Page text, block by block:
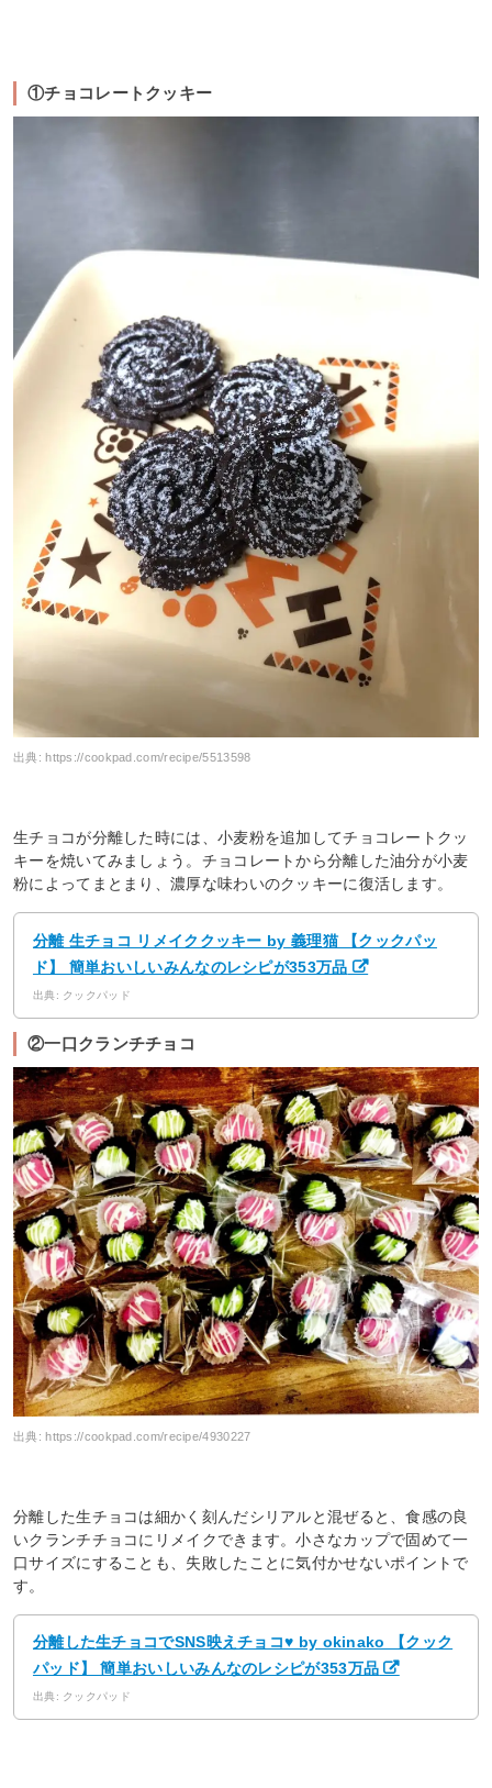
①チョコレートクッキー
出典: https://cookpad.com/recipe/5513598
生チョコが分離した時には、小麦粉を追加してチョコレートクッ
キーを焼いてみましょう。チョコレートから分離した油分が小麦
粉によってまとまり、濃厚な味わいのクッキーに復活します。
分離 生チョコ リメイククッキー by 義理猫 【クックパッ
ド】 簡単おいしいみんなのレシピが353万品
出典: クックパッド
②一口クランチチョコ
出典:https://cookpad.com/recipe/4930227
分離した生チョコは細かく刻んだシリアルと混ぜると、食感の良
いクランチチョコにリメイクできます。小さなカップで固めて一
口サイズにすることも、失敗したことに気付かせないポイントで
す。
分離した生チョコでSNS映えチョコ♥ by okinako 【クック
パッド】 簡単おいしいみんなのレシピが353万品
出典: クックパッド